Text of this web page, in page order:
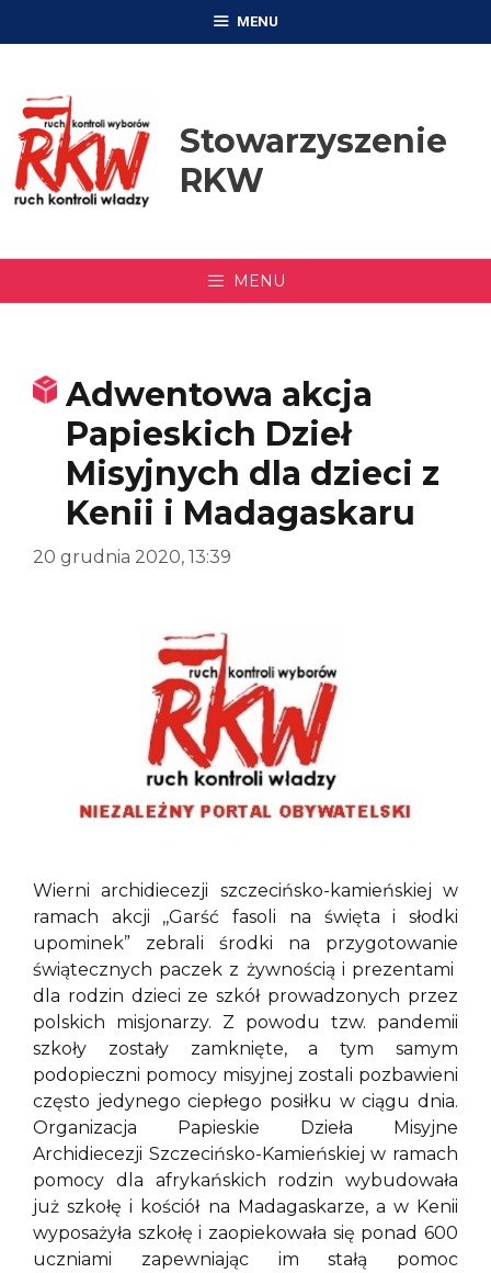
MENU
Stowarzyszenie
RKW
MENU
Adwentowa akcja
Papieskich Dzieł
Misyjnych dla dzieci z
Kenii i Madagaskaru
20 grudnia 2020, 13:39
Wierni archidiecezji szczecińsko-kamieńskiej w
ramach akcji ,,Garść fasoli na święta i słodki
upominek” zebrali środki na przygotowanie
świątecznych paczek z żywnością i prezentami
dla rodzin dzieci ze szkół prowadzonych przez
polskich misjonarzy. Z powodu tzw. pandemii
szkoły zostały zamknięte, a tym samym
podopieczni pomocy misyjnej zostali pozbawieni
często jedynego ciepłego posiłku w ciągu dnia.
Organizacja Papieskie Dzieła Misyjne
Archidiecezji Szczecińsko-Kamieńskiej w ramach
pomocy dla afrykańskich rodzin wybudowała
już szkołę i kościół na Madagaskarze, a w Kenii
wyposażyła szkołę i zaopiekowała się ponad 600
uczniami zapewniając im stałą pomoc